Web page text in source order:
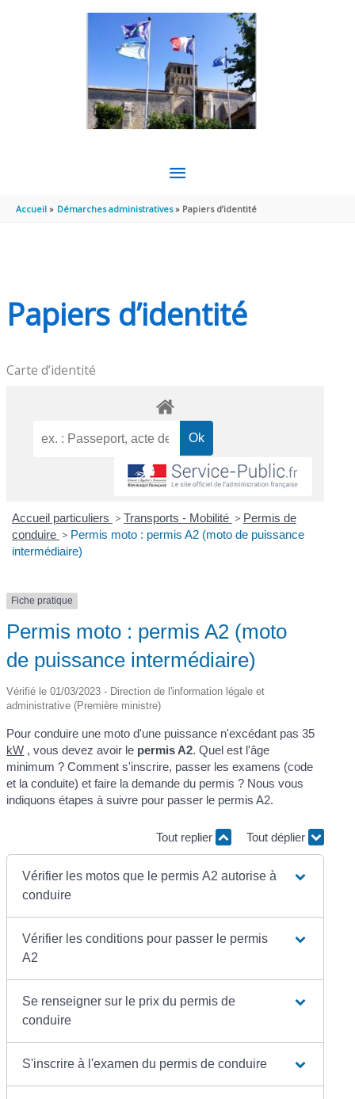
MENU
PRINCIPAL
Accueil Démarches administratives Papiers d’identité
Papiers d’identité
Carte d’identité
Accueil particuliers > Transports - Mobilité > Permis de
conduire > Permis moto : permis A2 (moto de puissance
intermédiaire)
Fiche pratique
Permis moto : permis A2 (moto
de puissance intermédiaire)
Vérifié le 01/03/2023 - Direction de l'information légale et
administrative (Première ministre)
Pour conduire une moto d'une puissance n'excédant pas 35
kW , vous devez avoir le permis A2. Quel est l'âge
minimum ? Comment s'inscrire, passer les examens (code
et la conduite) et faire la demande du permis ? Nous vous
indiquons étapes à suivre pour passer le permis A2.
Tout replier Tout déplier
Vérifier les motos que le permis A2 autorise à
conduire
Vérifier les conditions pour passer le permis
A2
Se renseigner sur le prix du permis de
conduire
S'inscrire à l'examen du permis de conduire